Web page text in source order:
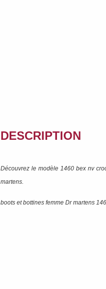
DESCRIPTION
Découvrez le modèle 1460 bex nv
martens.
boots et bottines femme Dr martens